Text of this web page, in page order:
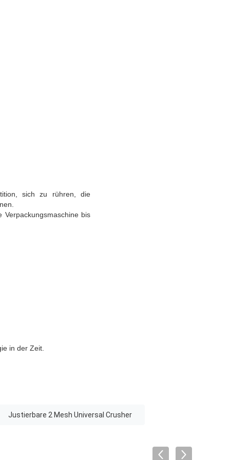
sich zu rühren, die
bis
in der Zeit.
Justierbare 2 Mesh Universal Crusher